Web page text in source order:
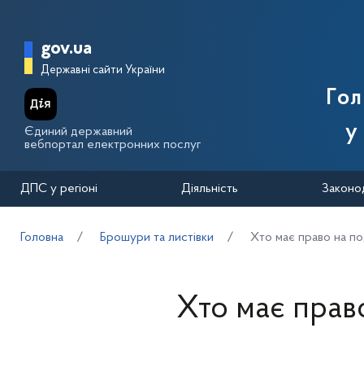
Головна сторінка Державної
gov.ua
Державні сайти України
Єдиний державний
вебпортал електронних послуг
у
ДПС у регіоні Діяльність
Головна Брошури та листівки Хто має право на
Хто має